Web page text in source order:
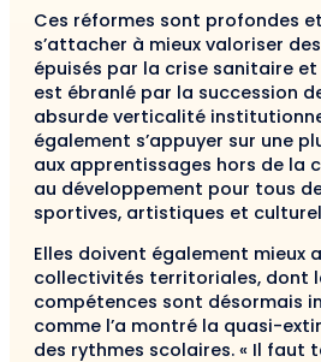
Ces réformes sont profondes
s’attacher à mieux valoriser
épuisés par la crise sanitaire
est ébranlé par la succession
absurde verticalité
également s’appuyer sur une
aux apprentissages hors de la
au développement pour tous
sportives, artistiques et
Elles doivent également mieux
collectivités territoriales, dont
compétences sont désormais
comme l’a montré la quasi-
des rythmes scolaires. « Il faut